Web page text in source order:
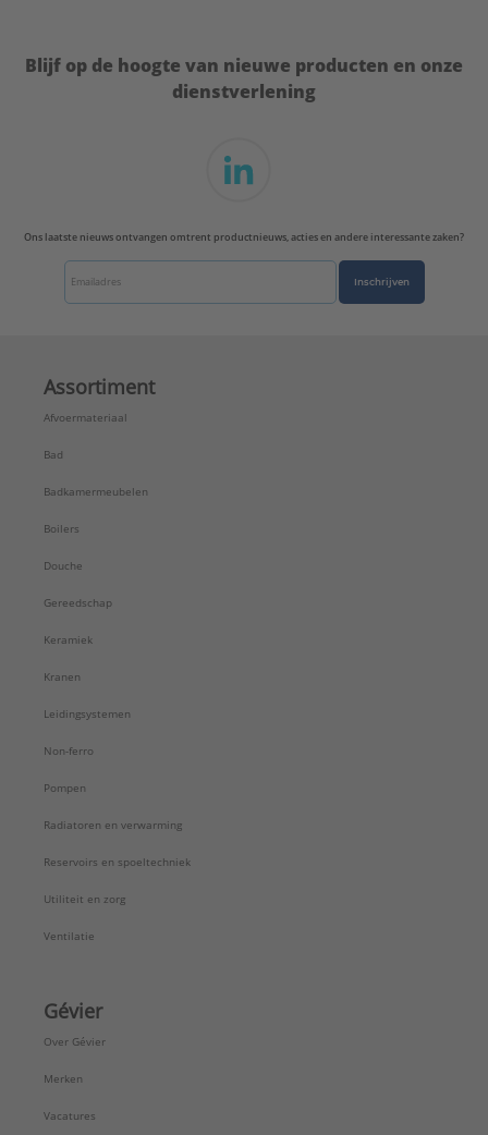
Blijf op de hoogte van nieuwe producten en onze
dienstverlening
Ons laatste nieuws ontvangen omtrent productnieuws, acties en andere interessante zaken?
Inschrijven
Assortiment
Afvoermateriaal
Bad
Badkamermeubelen
Boilers
Douche
Gereedschap
Keramiek
Kranen
Leidingsystemen
Non-ferro
Pompen
Radiatoren en verwarming
Reservoirs en spoeltechniek
Utiliteit en zorg
Ventilatie
Gévier
Over Gévier
Merken
Vacatures